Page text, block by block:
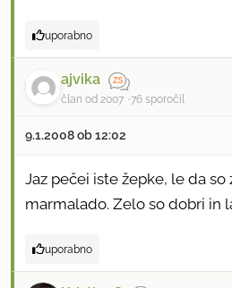
uporabno
ajvika
član od 2007 76 sporočil
9.1.2008 ob 12:02
Jaz pečei iste žepke, le da so
marmalado. Zelo so dobri in
uporabno